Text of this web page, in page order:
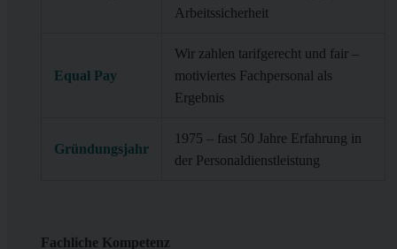
Arbeitssicherheit
Equal Pay
Wir zahlen tarifgerecht und fair –
motiviertes Fachpersonal als
Ergebnis
Gründungsjahr
1975 – fast 50 Jahre Erfahrung in
der Personaldienstleistung
Fachliche Kompetenz